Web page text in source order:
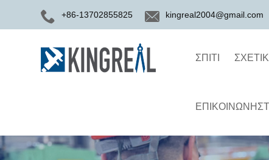
+86-13702855825 kingreal2004@gmail.com
ΣΠΊΤΙ